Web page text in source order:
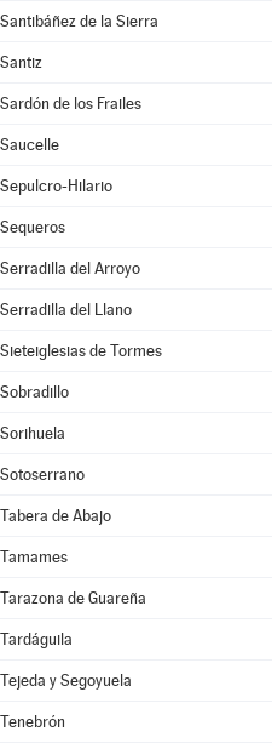
Santibáñez de la Sierra
Santiz
Sardón de los Frailes
Saucelle
Sepulcro-Hilario
Sequeros
Serradilla del Arroyo
Serradilla del Llano
Sieteiglesias de Tormes
Sobradillo
Sorihuela
Sotoserrano
Tabera de Abajo
Tamames
Tarazona de Guareña
Tardáguila
Tejeda y Segoyuela
Tenebrón